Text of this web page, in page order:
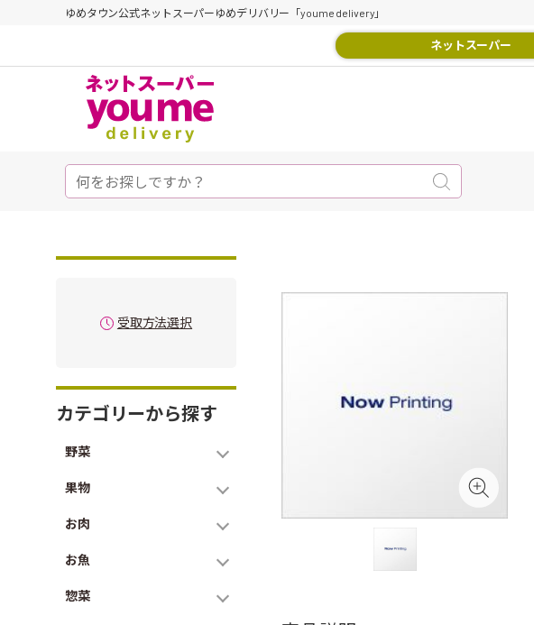
ゆめタウン公式ネットスーパーゆめデリバリー「youme delivery」
ネットスーパー
受取方法選択
カテゴリーから探す
野菜
果物
お肉
お魚
惣菜